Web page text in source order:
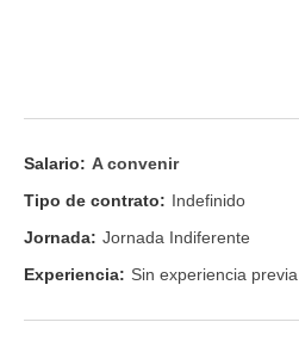
Salario: A convenir
Tipo de contrato: Indefinido
Jornada: Jornada Indiferente
Experiencia: Sin experiencia previa